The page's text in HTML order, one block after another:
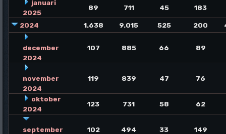
januari
2025
89 711 45 183
2024 1.638 9.015 525 200
december
2024
107 885 66 89
november
2024
119 839 47 76
oktober
2024
123 731 58 62
september
102 494 33 149